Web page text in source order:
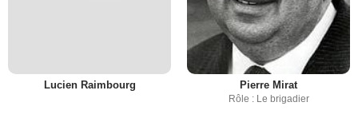
Lucien Raimbourg Pierre Mirat
Rôle : Le brigadier